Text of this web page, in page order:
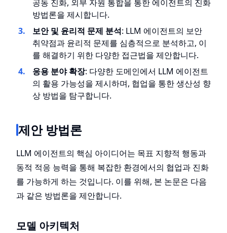
공동 진화, 외부 자원 통합을 통한 에이전트의 진화
방법론을 제시합니다.
보안 및 윤리적 문제 분석: LLM 에이전트의 보안
취약점과 윤리적 문제를 심층적으로 분석하고, 이
를 해결하기 위한 다양한 접근법을 제안합니다.
응용 분야 확장: 다양한 도메인에서 LLM 에이전트
의 활용 가능성을 제시하며, 협업을 통한 생산성 향
상 방법을 탐구합니다.
제안 방법론
LLM 에이전트의 핵심 아이디어는 목표 지향적 행동과
동적 적응 능력을 통해 복잡한 환경에서의 협업과 진화
를 가능하게 하는 것입니다. 이를 위해, 본 논문은 다음
과 같은 방법론을 제안합니다.
모델 아키텍처